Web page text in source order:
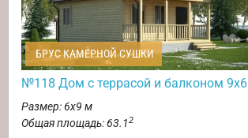
БРУС КАМЕРНОЙ СУШКИ
№118 Дом с террасой и балконом 9х6
Размер: 6х9 м
Общая площадь: 63.12